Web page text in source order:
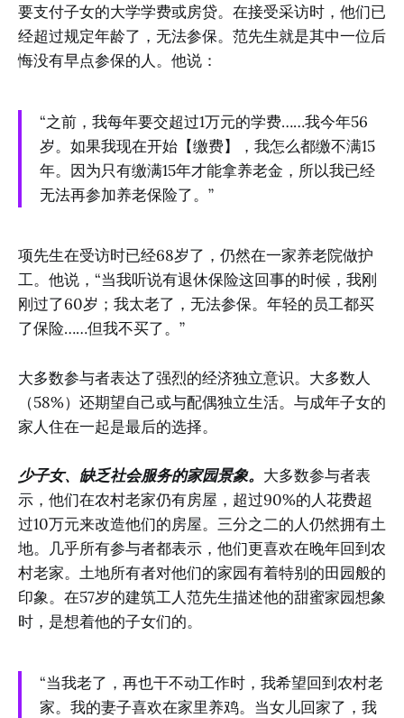
要支付子女的大学学费或房贷。在接受采访时，他们已
经超过规定年龄了，无法参保。范先生就是其中一位后
悔没有早点参保的人。他说：
“之前，我每年要交超过1万元的学费……我今年56
岁。如果我现在开始【缴费】，我怎么都缴不满15
年。因为只有缴满15年才能拿养老金，所以我已经
无法再参加养老保险了。”
项先生在受访时已经68岁了，仍然在一家养老院做护
工。他说，“当我听说有退休保险这回事的时候，我刚
刚过了60岁；我太老了，无法参保。年轻的员工都买
了保险……但我不买了。”
大多数参与者表达了强烈的经济独立意识。大多数人
（58%）还期望自己或与配偶独立生活。与成年子女的
家人住在一起是最后的选择。
少子女、缺乏社会服务的家园景象。 大多数参与者表
示，他们在农村老家仍有房屋，超过90%的人花费超
过10万元来改造他们的房屋。三分之二的人仍然拥有土
地。几乎所有参与者都表示，他们更喜欢在晚年回到农
村老家。土地所有者对他们的家园有着特别的田园般的
印象。在57岁的建筑工人范先生描述他的甜蜜家园想象
时，是想着他的子女们的。
“当我老了，再也干不动工作时，我希望回到农村老
家。我的妻子喜欢在家里养鸡。当女儿回家了，我